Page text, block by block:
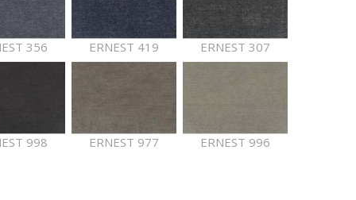
356 ERNEST 419 ERNEST 307
998 ERNEST 977 ERNEST 996